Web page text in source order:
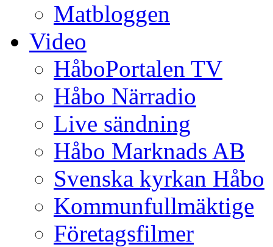
Matbloggen
Video
HåboPortalen TV
Håbo Närradio
Live sändning
Håbo Marknads AB
Svenska kyrkan Håbo
Kommunfullmäktige
Företagsfilmer